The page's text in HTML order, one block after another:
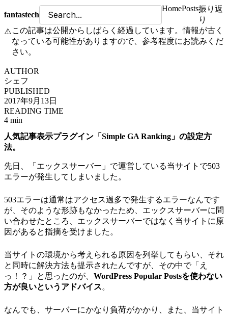
fantastech
HomePosts振り返
り
⚠️この記事は公開からしばらく経過しています。情報が古く
なっている可能性がありますので、参考程度にお読みくだ
さい。
AUTHOR
シェフ
PUBLISHED
2017年9月13日
READING TIME
4 min
人気記事表示プラグイン「Simple GA Ranking」の設定方
法。
先日、「エックスサーバー」で運営している当サイトで503
エラーが発生してしまいました。
503エラーは通常はアクセス過多で発生するエラーなんです
が、そのような形跡もなかったため、エックスサーバーに問
い合わせたところ、エックスサーバーではなく当サイトに原
因があると指摘を受けました。
当サイトの環境から考えられる原因を列挙してもらい、それ
と同時に解決方法も提示されたんですが、その中で「え
っ！？」と思ったのが、 WordPress Popular Postsを使わない
方が良いというアドバイス。
なんでも、サーバーにかなり負荷がかかり、また、当サイト